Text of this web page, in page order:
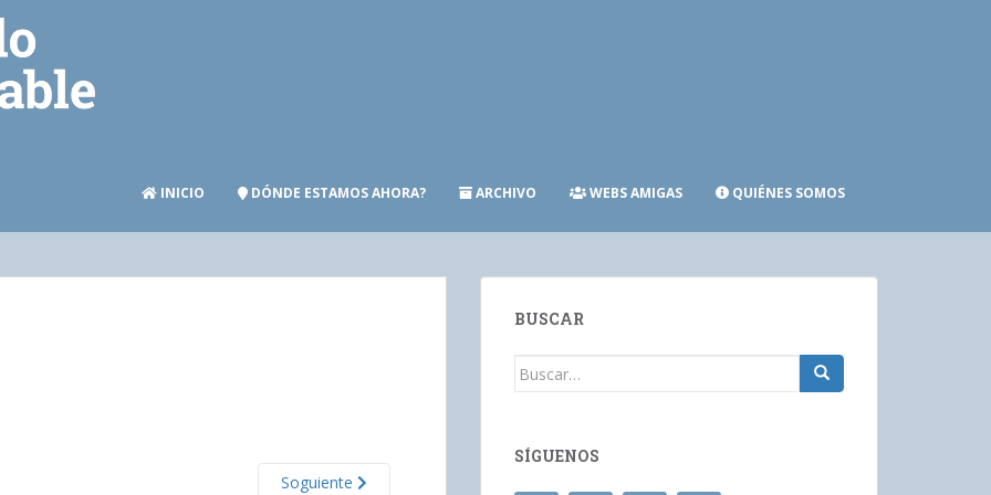
INICIO DÓNDE ESTAMOS AHORA? ARCHIVO WEBS AMIGAS QUIÉNES SOMOS
Soguiente
BUSCAR
Buscar:
SÍGUENOS